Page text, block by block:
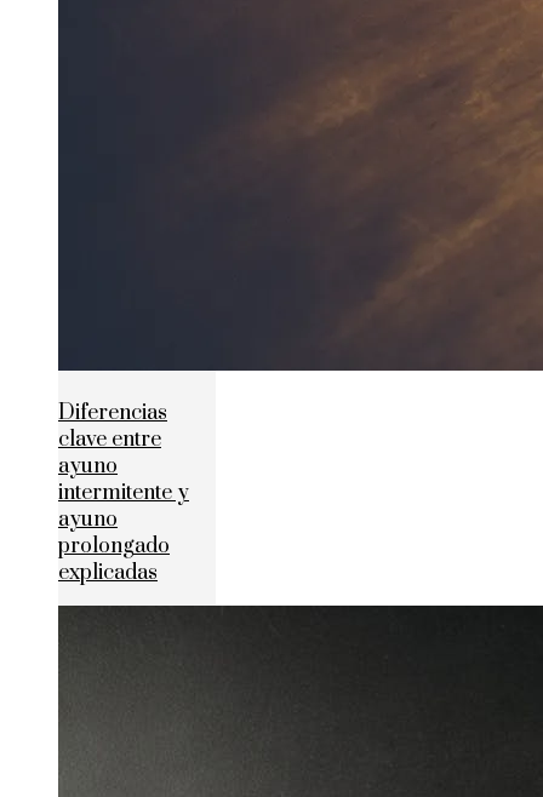
Diferencias
clave entre
ayuno
intermitente y
ayuno
prolongado
explicadas